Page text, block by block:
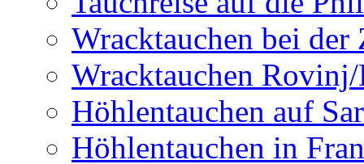
Wracktauchen bei der
Wracktauchen
Höhlentauchen auf
Höhlentauchen in